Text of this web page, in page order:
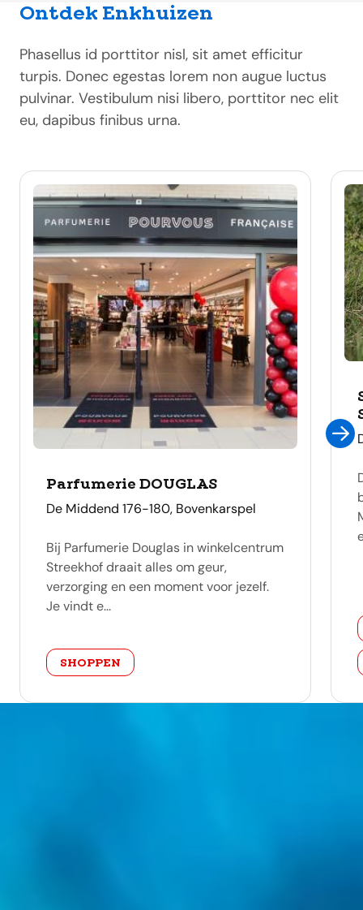
Ontdek Enkhuizen
Phasellus id porttitor nisl, sit amet efficitur
turpis. Donec egestas lorem non augue luctus
pulvinar. Vestibulum nisi libero, porttitor nec elit
eu, dapibus finibus urna.
Parfumerie DOUGLAS
adres
De Middend 176-180, Bovenkarspel
Bij Parfumerie Douglas in winkelcentrum
Streekhof draait alles om geur,
verzorging en een moment voor jezelf.
Je vindt e...
categorie
SHOPPEN